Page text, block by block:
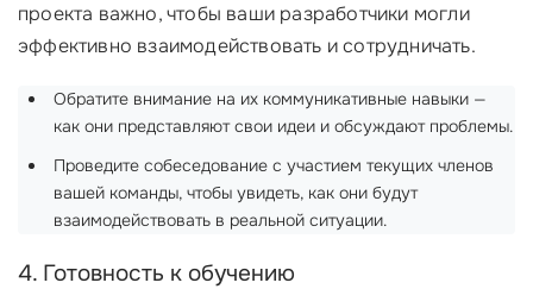
проекта важно, чтобы ваши разработчики могли
эффективно взаимодействовать и сотрудничать.
Обратите внимание на их коммуникативные навыки —
как они представляют свои идеи и обсуждают проблемы.
Проведите собеседование с участием текущих членов
вашей команды, чтобы увидеть, как они будут
взаимодействовать в реальной ситуации.
4. Готовность к обучению